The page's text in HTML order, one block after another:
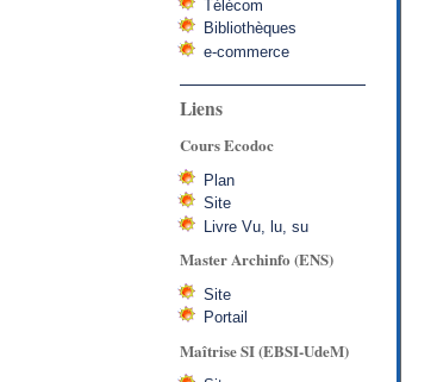
Télécom
Bibliothèques
e-commerce
Liens
Cours Ecodoc
Plan
Site
Livre Vu, lu, su
Master Archinfo (ENS)
Site
Portail
Maîtrise SI (EBSI-UdeM)